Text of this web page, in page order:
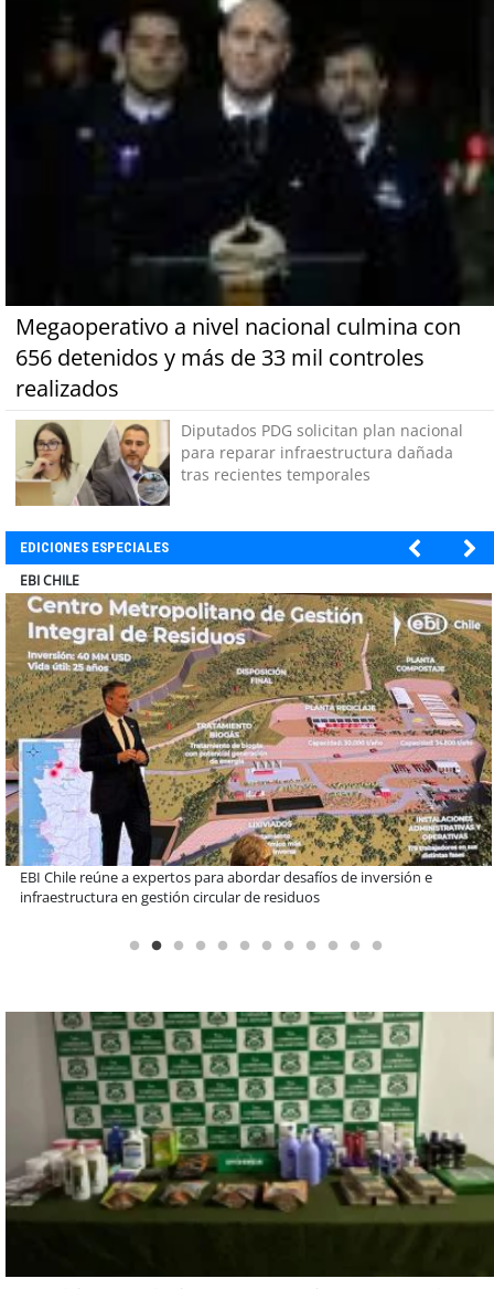
Megaoperativo a nivel nacional culmina con
656 detenidos y más de 33 mil controles
realizados
Diputados PDG solicitan plan nacional
para reparar infraestructura dañada
tras recientes temporales
EDICIONES ESPECIALES
SOPRAVAL
Más de 1.600 alumnos han sido parte de programa Súper Sano de
Sopraval en lo que va del año